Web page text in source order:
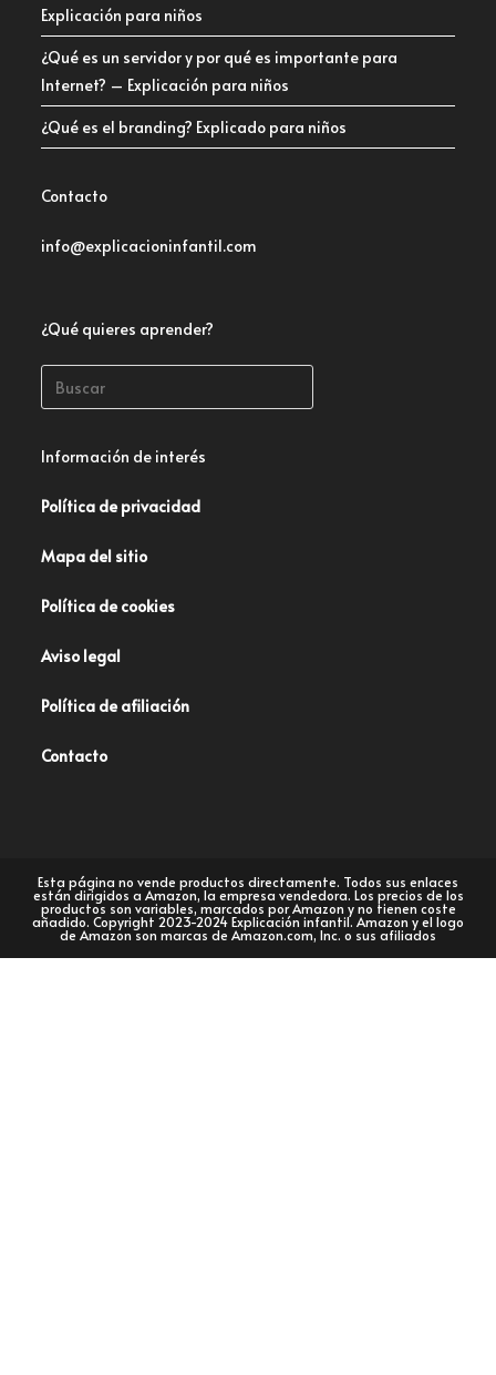
Explicación para niños
¿Qué es un servidor y por qué es importante para
Internet? – Explicación para niños
¿Qué es el branding? Explicado para niños
Contacto
info@explicacioninfantil.com
¿Qué quieres aprender?
Información de interés
Política de privacidad
Mapa del sitio
Política de cookies
Aviso legal
Política de afiliación
Contacto
Esta página no vende productos directamente. Todos sus enlaces
están dirigidos a Amazon, la empresa vendedora. Los precios de los
productos son variables, marcados por Amazon y no tienen coste
añadido. Copyright 2023-2024 Explicación infantil. Amazon y el logo
de Amazon son marcas de Amazon.com, Inc. o sus afiliados